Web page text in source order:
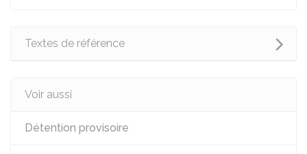
Textes de référence
Voir aussi
Détention provisoire